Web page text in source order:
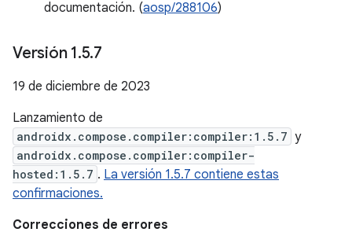
documentación. (aosp/288106)
Versión 1.5.7
19 de diciembre de 2023
Lanzamiento de
androidx.compose.compiler:compiler:1.5.7 y
androidx.compose.compiler:compiler-
hosted:1.5.7 . La versión 1.5.7 contiene estas
confirmaciones.
Correcciones de errores